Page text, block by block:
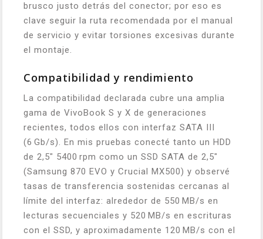
brusco justo detrás del conector; por eso es
clave seguir la ruta recomendada por el manual
de servicio y evitar torsiones excesivas durante
el montaje.
Compatibilidad y rendimiento
La compatibilidad declarada cubre una amplia
gama de VivoBook S y X de generaciones
recientes, todos ellos con interfaz SATA III
(6 Gb/s). En mis pruebas conecté tanto un HDD
de 2,5″ 5400 rpm como un SSD SATA de 2,5″
(Samsung 870 EVO y Crucial MX500) y observé
tasas de transferencia sostenidas cercanas al
límite del interfaz: alrededor de 550 MB/s en
lecturas secuenciales y 520 MB/s en escrituras
con el SSD, y aproximadamente 120 MB/s con el